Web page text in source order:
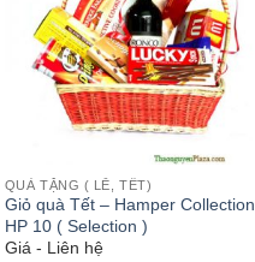
QUÀ TẶNG ( LỄ, TẾT)
Giỏ quà Tết – Hamper Collection
HP 10 ( Selection )
Giá - Liên hệ